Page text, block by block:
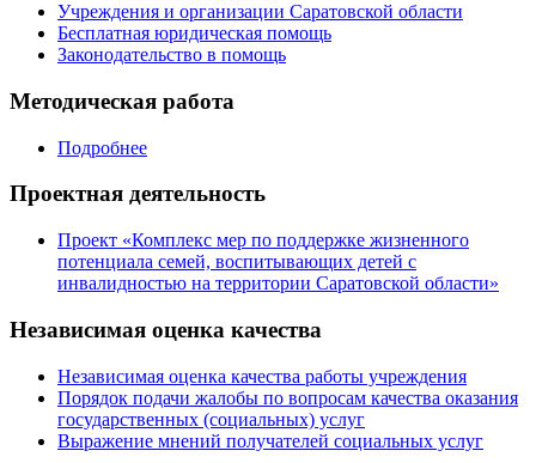
Учреждения и организации Саратовской области
Бесплатная юридическая помощь
Законодательство в помощь
Методическая работа
Подробнее
Проектная деятельность
Проект «Комплекс мер по поддержке жизненного
потенциала семей, воспитывающих детей с
инвалидностью на территории Саратовской области»
Независимая оценка качества
Независимая оценка качества работы учреждения
Порядок подачи жалобы по вопросам качества оказания
государственных (социальных) услуг
Выражение мнений получателей социальных услуг